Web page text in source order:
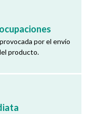
por el envío
producto.